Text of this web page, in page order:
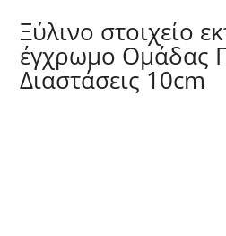
Ξύλινο στοιχείο
έγχρωμο Ομάδας
Διαστάσεις 10cm